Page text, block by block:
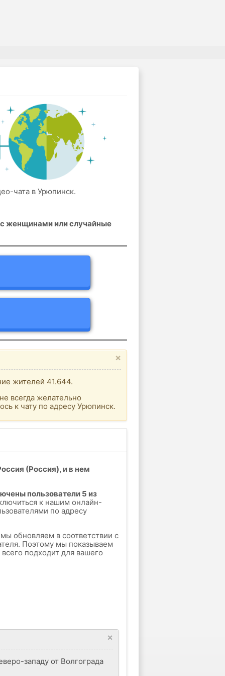
чата в Урюпинск.
женщинами или случайные
×
жителей 41.644.
всегда желательно
к чату по адресу Урюпинск.
(Россия), и в нем
пользователи 5 из
к нашим онлайн-
по адресу
обновляем в соответствии с
Поэтому мы показываем
подходит для вашего
×
западу от Волгограда